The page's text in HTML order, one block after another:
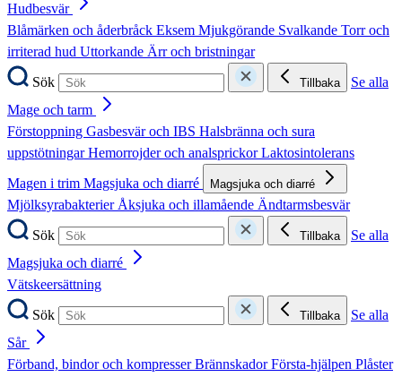
Hudbesvär
Blåmärken och åderbråck Eksem Mjukgörande Svalkande Torr och
irriterad hud Uttorkande Ärr och bristningar
Sök
Tillbaka
Se alla
Mage och tarm
Förstoppning Gasbesvär och IBS Halsbränna och sura
uppstötningarHemorrojder och analsprickorLaktosintolerans
Magen i trim Magsjuka och diarré Magsjuka och diarré
MjölksyrabakterierÅksjuka och illamående Ändtarmsbesvär
Sök
Tillbaka
Se alla
Magsjuka och diarré
Vätskeersättning
Sök
Tillbaka
Se alla
Sår
Förband, bindor och kompresserBrännskadorFörsta-hjälpen Plåster